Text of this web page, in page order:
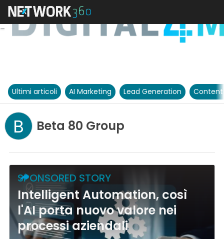
Ultimi articoli AI Marketing Lead Generation
B Beta 80 Group
SPONSORED STORY
Intelligent Automation, così
l'AI porta nuovo valore nei
processi aziendali